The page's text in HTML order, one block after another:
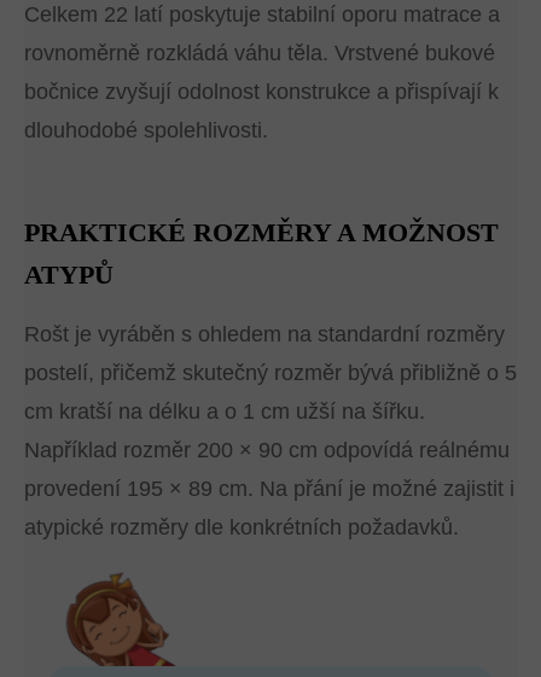
Celkem 22 latí poskytuje stabilní oporu matrace a
rovnoměrně rozkládá váhu těla. Vrstvené bukové
bočnice zvyšují odolnost konstrukce a přispívají k
dlouhodobé spolehlivosti.
PRAKTICKÉ ROZMĚRY A MOŽNOST
ATYPŮ
Rošt je vyráběn s ohledem na standardní rozměry
postelí, přičemž skutečný rozměr bývá přibližně o 5
cm kratší na délku a o 1 cm užší na šířku.
Například rozměr 200 × 90 cm odpovídá reálnému
provedení 195 × 89 cm. Na přání je možné zajistit i
atypické rozměry dle konkrétních požadavků.